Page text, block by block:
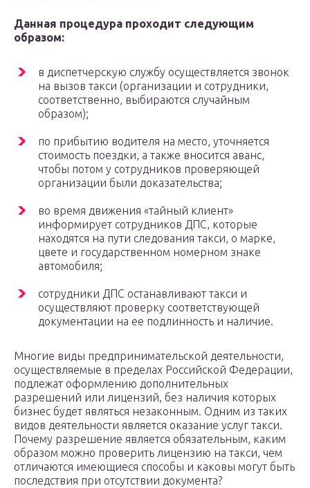
Данная процедура проходит следующим
образом:
в диспетчерскую службу осуществляется звонок
на вызов такси (организации и сотрудники,
соответственно, выбираются случайным
образом);
по прибытию водителя на место, уточняется
стоимость поездки, а также вносится аванс,
чтобы потом у сотрудников проверяющей
организации были доказательства;
во время движения «тайный клиент»
информирует сотрудников ДПС, которые
находятся на пути следования такси, о марке,
цвете и государственном номерном знаке
автомобиля;
сотрудники ДПС останавливают такси и
осуществляют проверку соответствующей
документации на ее подлинность и наличие.
Многие виды предпринимательской деятельности,
осуществляемые в пределах Российской Федерации,
подлежат оформлению дополнительных
разрешений или лицензий, без наличия которых
бизнес будет являться незаконным. Одним из таких
видов деятельности является оказание услуг такси.
Почему разрешение является обязательным, каким
образом можно проверить лицензию на такси, чем
отличаются имеющиеся способы и каковы могут быть
последствия при отсутствии документа?